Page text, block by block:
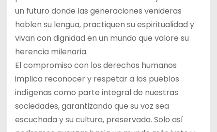
un futuro donde las generaciones venideras
hablen su lengua, practiquen su espiritualidad y
vivan con dignidad en un mundo que valore su
herencia milenaria.
El compromiso con los derechos humanos
implica reconocer y respetar a los pueblos
indígenas como parte integral de nuestras
sociedades, garantizando que su voz sea
escuchada y su cultura, preservada. Solo así